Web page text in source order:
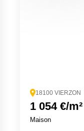
18100 VIERZON
1 054 €/m²
Maison